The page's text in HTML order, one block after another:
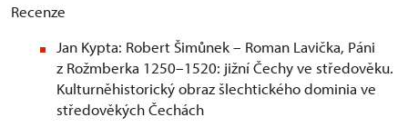
Recenze
Jan Kypta: Robert Šimůnek – Roman Lavička, Páni
z Rožmberka 1250–1520: jižní Čechy ve středověku.
Kulturněhistorický obraz šlechtického dominia ve
středověkých Čechách